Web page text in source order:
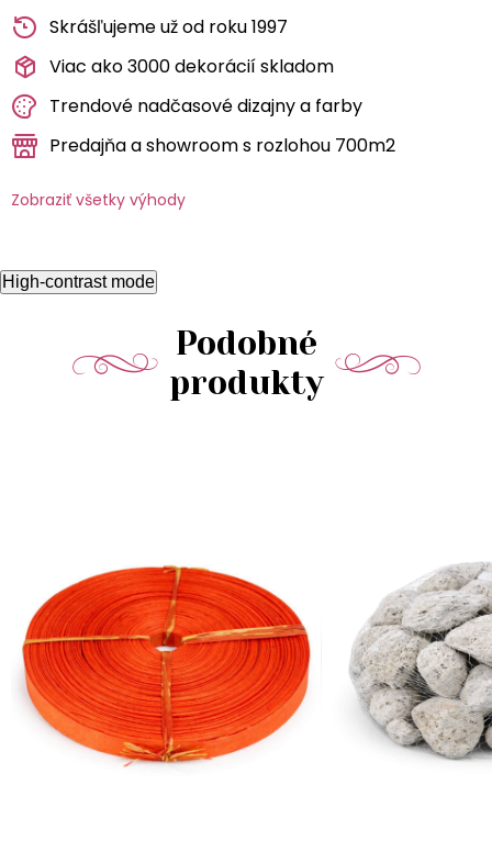
Skrášľujeme už od roku 1997
Viac ako 3000 dekorácií skladom
Trendové nadčasové dizajny a farby
Predajňa a showroom s rozlohou 700m2
Zobraziť všetky výhody
High-contrast mode
Podobné
produkty